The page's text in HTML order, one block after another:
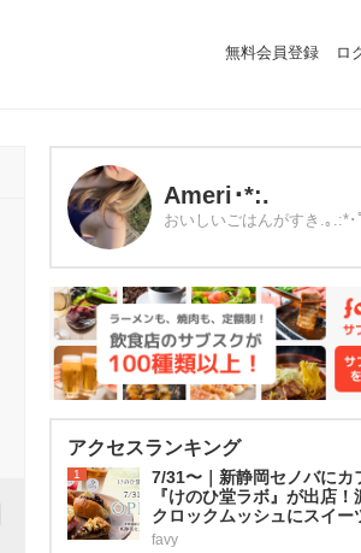
無料会員登録 ロ
Ameri･*:.
おいしいごはんがすき.｡.:*･ﾟ
アクセスランキング
1
7/31〜｜新静岡セノバにカ
『けのひ堂ラボ』が出店！
クロックムッシュにスイー
favy